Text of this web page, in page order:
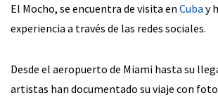
El Mocho, se encuentra de visita en Cuba y
experiencia a través de las redes sociales.
Desde el aeropuerto de Miami hasta su
artistas han documentado su viaje con